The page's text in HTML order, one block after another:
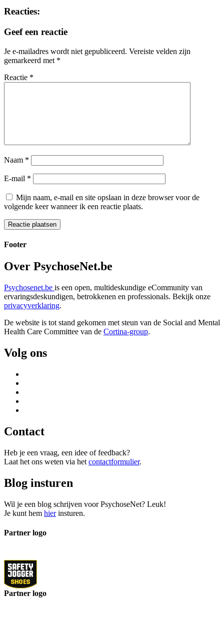
Reacties:
Geef een reactie
Je e-mailadres wordt niet gepubliceerd. Vereiste velden zijn
gemarkeerd met *
Reactie *
Naam *
E-mail *
Mijn naam, e-mail en site opslaan in deze browser voor de
volgende keer wanneer ik een reactie plaats.
Footer
Over PsychoseNet.be
Psychosenet.be is een open, multideskundige eCommunity van
ervaringsdeskundigen, betrokkenen en professionals. Bekijk onze
privacyverklaring.
De website is tot stand gekomen met steun van de Social and Mental
Health Care Committee van de Cortina-group.
Volg ons
Contact
Heb je een vraag, een idee of feedback?
Laat het ons weten via het contactformulier.
Blog insturen
Wil je een blog schrijven voor PsychoseNet? Leuk!
Je kunt hem hierinsturen.
Partner logo
Partner logo